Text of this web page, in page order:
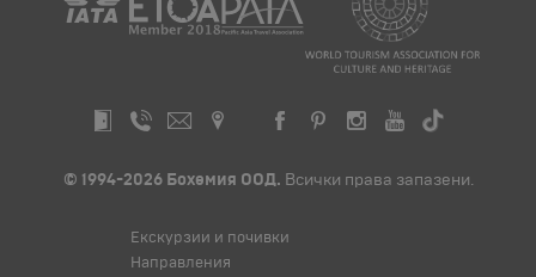
© 1994-2026 Бохемия ООД. Всички права запазени.
Екскурзии и почивки
Направления